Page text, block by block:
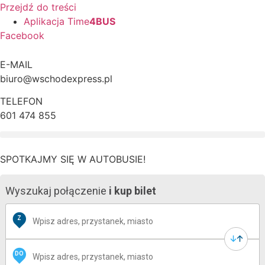
Przejdź do treści
Aplikacja Time4BUS
Facebook
E-MAIL
biuro@wschodexpress.pl
TELEFON
601 474 855
SPOTKAJMY SIĘ W AUTOBUSIE!
Wyszukaj połączenie i kup bilet
Z
DO